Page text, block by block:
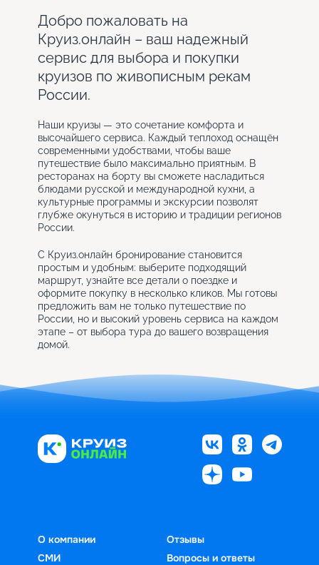
Добро пожаловать на
Круиз.онлайн – ваш надежный
сервис для выбора и покупки
круизов по живописным рекам
России.
Наши круизы — это сочетание комфорта и
высочайшего сервиса. Каждый теплоход оснащён
современными удобствами, чтобы ваше
путешествие было максимально приятным. В
ресторанах на борту вы сможете насладиться
блюдами русской и международной кухни, а
культурные программы и экскурсии позволят
глубже окунуться в историю и традиции регионов
России.
С Круиз.онлайн бронирование становится
простым и удобным: выберите подходящий
маршрут, узнайте все детали о поездке и
оформите покупку в несколько кликов. Мы готовы
предложить вам не только путешествие по
России, но и высокий уровень сервиса на каждом
этапе – от выбора тура до вашего возвращения
домой.
О компании
СМИ
Отзывы
Вопросы и ответы